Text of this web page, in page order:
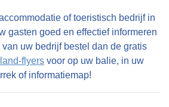
of toeristisch bedrijf in
gasten goed en effectief informeren
uw bedrijf bestel dan de gratis
flyers voor op uw balie, in uw
of informatiemap!